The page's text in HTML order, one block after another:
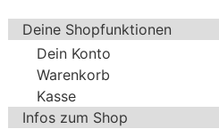
Deine Shopfunktionen
Dein Konto
Warenkorb
Kasse
Infos zum Shop